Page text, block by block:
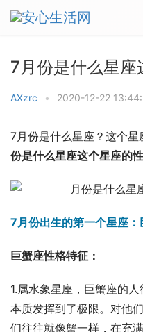
7月份是什么星座
AXzrc • 2020-12-22
7月份是什么星座？这个
份是什么星座这个星座的
7月份出生的第一个星座
巨蟹座性格特征：
1.属水象星座，巨蟹座的
本质发挥到了极限。对他
们往往就像蟹一样，在充